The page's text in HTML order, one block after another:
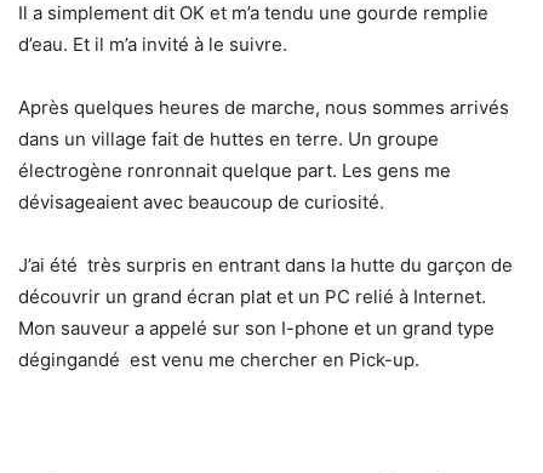
Il a simplement dit OK et m’a tendu une gourde remplie
d’eau. Et il m’a invité à le suivre.
Après quelques heures de marche, nous sommes arrivés
dans un village fait de huttes en terre. Un groupe
électrogène ronronnait quelque part. Les gens me
dévisageaient avec beaucoup de curiosité.
J’ai été très surpris en entrant dans la hutte du garçon de
découvrir un grand écran plat et un PC relié à Internet.
Mon sauveur a appelé sur son I-phone et un grand type
dégingandé est venu me chercher en Pick-up.